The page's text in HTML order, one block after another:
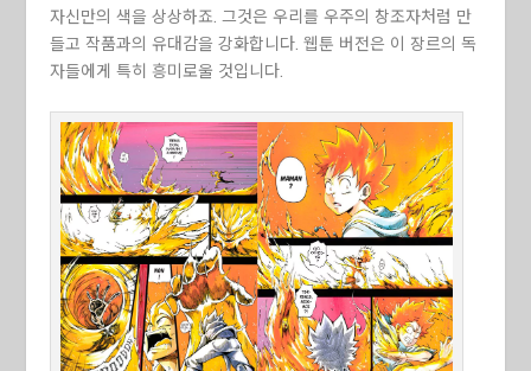
자신만의 색을 상상하죠. 그것은 우리를 우주의 창조자처럼 만
들고 작품과의 유대감을 강화합니다. 웹툰 버전은 이 장르의 독
자들에게 특히 흥미로울 것입니다.